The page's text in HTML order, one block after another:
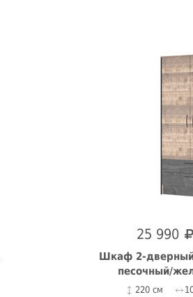
25 990
Шкаф 2-
песочный/
220 см